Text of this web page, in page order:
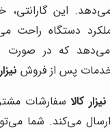
می‌دهد. این گارانتی،
دستگاه راحت
می‌دهد که در صورت
خدمات پس از فروش
نیزار کالاسفارشات
می‌کند. شما